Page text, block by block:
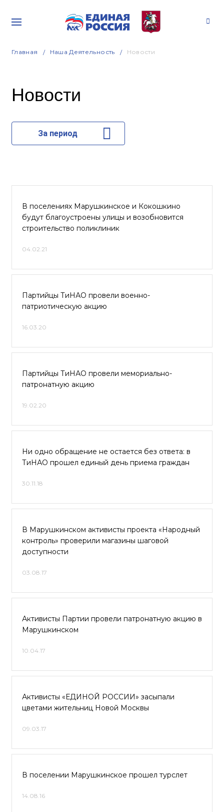
Главная Наша Деятельность Новости
Новости
За период
В поселениях Марушкинское и Кокошкино
будут благоустроены улицы и возобновится
строительство поликлиник
04.02.21
Партийцы ТиНАО провели военно-
патриотическую акцию
16.03.20
Партийцы ТиНАО провели мемориально-
патронатную акцию
19.02.20
Ни одно обращение не остается без ответа: в
ТиНАО прошел единый день приема граждан
30.11.18
В Марушкинском активисты проекта «Народный
контроль» проверили магазины шаговой
доступности
03.08.17
Активисты Партии провели патронатную акцию в
Марушкинском
10.04.17
Активисты «ЕДИНОЙ РОССИИ» засыпали
цветами жительниц Новой Москвы
09.03.17
В поселении Марушкинское прошел турслет
14.08.16